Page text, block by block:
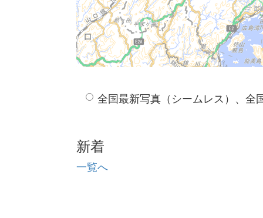
全国最新写真（シームレス）、全
新着
一覧へ